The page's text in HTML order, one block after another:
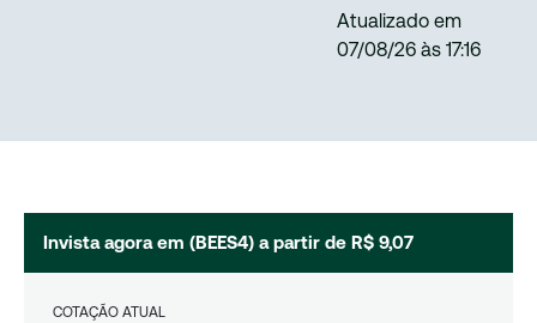
Atualizado em
07/08/26 às 17:16
Invista agora em (BEES4) a partir de R$ 9,07
COTAÇÃO ATUAL